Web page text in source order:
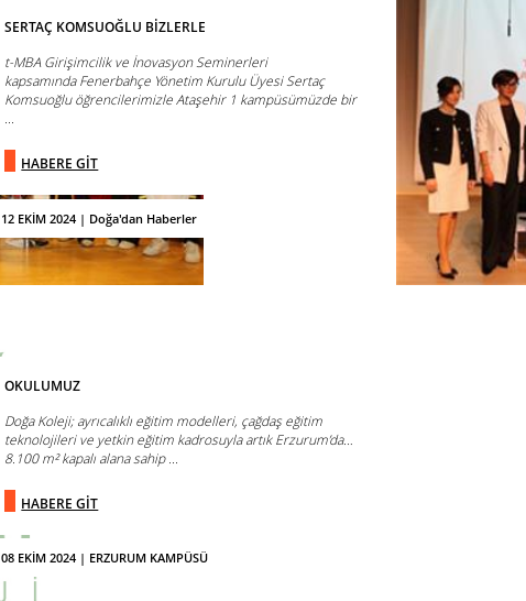
12 EKİM 2024 | Doğa'dan Haberler
SERTAÇ KOMSUOĞLU BİZLERLE
t-MBA Girişimcilik ve İnovasyon Seminerleri
kapsamında Fenerbahçe Yönetim Kurulu Üyesi Sertaç
Komsuoğlu öğrencilerimizle Ataşehir 1 kampüsümüzde bir
...
HABERE GİT
08 EKİM 2024 | ERZURUM KAMPÜSÜ
OKULUMUZ
Doğa Koleji; ayrıcalıklı eğitim modelleri, çağdaş eğitim
teknolojileri ve yetkin eğitim kadrosuyla artık Erzurum’da…
8.100 m² kapalı alana sahip ...
HABERE GİT